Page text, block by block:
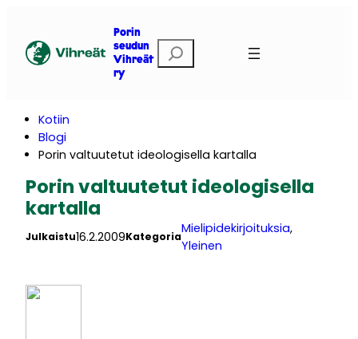
Porin
seudun
Vihreät
ry
t
Kotiin
Blogi
Porin valtuutetut ideologisella kartalla
Porin valtuutetut ideologisella
kartalla
Julkaistu16.2.2009Kategoria
Mielipidekirjoituksia
Yleinen